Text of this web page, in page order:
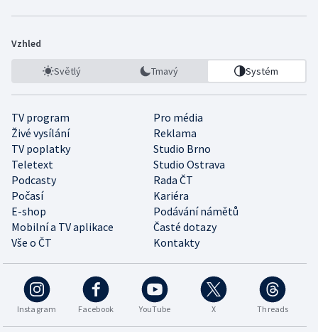
Vzhled
Světlý Tmavý Systém
TV program
Pro média
Živé vysílání
Reklama
TV poplatky
Studio Brno
Teletext
Studio Ostrava
Podcasty
Rada ČT
Počasí
Kariéra
E-shop
Podávání námětů
Mobilní a TV aplikace
Časté dotazy
Vše o ČT
Kontakty
Instagram Facebook YouTube X Threads